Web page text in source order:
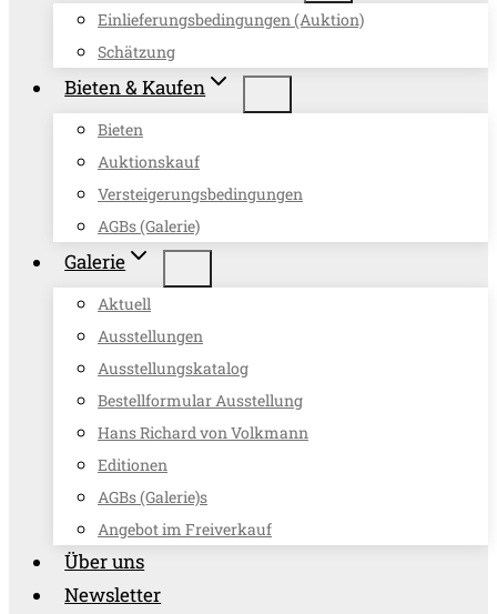
Einlieferungsbedingungen (Auktion)
Schätzung
Bieten & Kaufen
Bieten
Auktionskauf
Versteigerungsbedingungen
AGBs (Galerie)
Galerie
Aktuell
Ausstellungen
Ausstellungskatalog
Bestellformular Ausstellung
Hans Richard von Volkmann
Editionen
AGBs (Galerie)s
Angebot im Freiverkauf
Über uns
Newsletter